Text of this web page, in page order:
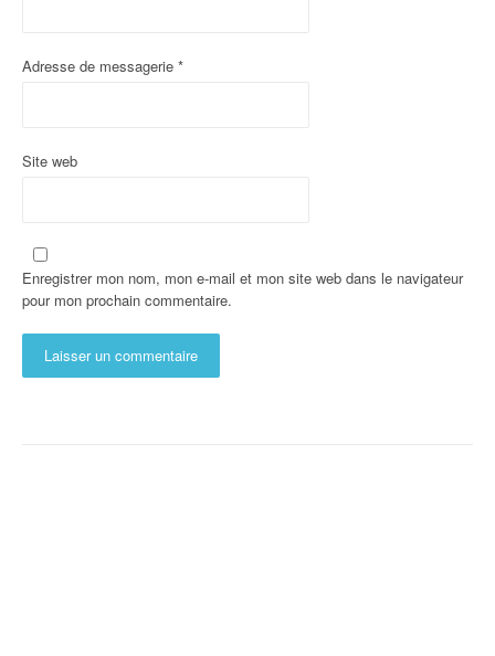
Adresse de messagerie *
Site web
Enregistrer mon nom, mon e-mail et mon site web dans le navigateur
pour mon prochain commentaire.